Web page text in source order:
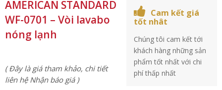
AMERICAN STANDARD
WF-0701 – Vòi lavabo
nóng lạnh
( Đây là giá tham khảo, chi tiết
liên hệ Nhận báo giá )
Cam kết giá
tốt nhât
Chúng tôi cam kết tới
khách hàng những sản
phẩm tốt nhất với chi
phí thấp nhất